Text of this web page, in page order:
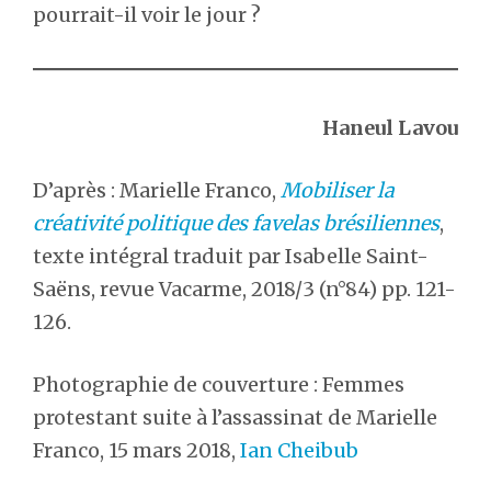
pourrait-il voir le jour ?
Haneul Lavou
D’après : Marielle Franco, Mobiliser la
créativité politique des favelas brésiliennes,
texte intégral traduit par Isabelle Saint-
Saëns, revue Vacarme, 2018/3 (n°84) pp. 121-
126.
Photographie de couverture : Femmes
protestant suite à l’assassinat de Marielle
Franco, 15 mars 2018, Ian Cheibub